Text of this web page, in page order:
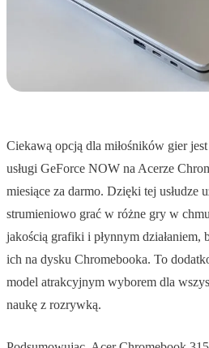
Ciekawą opcją dla miłośników gier
usługi GeForce NOW na Acerze
miesiące za darmo. Dzięki tej usłudze
strumieniowo grać w różne gry w
jakością grafiki i płynnym działaniem,
ich na dysku Chromebooka. To
model atrakcyjnym wyborem dla
naukę z rozrywką.